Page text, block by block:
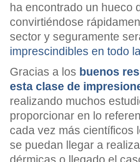
ha encontrado un hueco
convirtiéndose
sector y seguramente
imprescindibles en todo
Gracias a los buenos
esta clase de
realizando muchos
proporcionar en lo
cada vez más científicos
se puedan llegar a
dérmicas o llegado el